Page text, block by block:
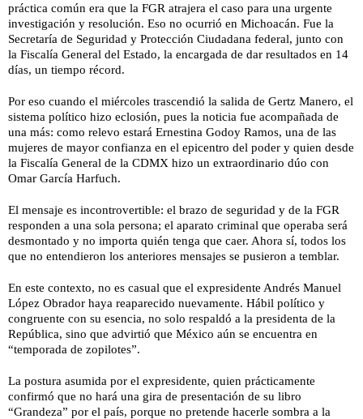
práctica común era que la FGR atrajera el caso para una urgente
investigación y resolución. Eso no ocurrió en Michoacán. Fue la
Secretaría de Seguridad y Protección Ciudadana federal, junto con
la Fiscalía General del Estado, la encargada de dar resultados en 14
días, un tiempo récord.
Por eso cuando el miércoles trascendió la salida de Gertz Manero, el
sistema político hizo eclosión, pues la noticia fue acompañada de
una más: como relevo estará Ernestina Godoy Ramos, una de las
mujeres de mayor confianza en el epicentro del poder y quien desde
la Fiscalía General de la CDMX hizo un extraordinario dúo con
Omar García Harfuch.
El mensaje es incontrovertible: el brazo de seguridad y de la FGR
responden a una sola persona; el aparato criminal que operaba será
desmontado y no importa quién tenga que caer. Ahora sí, todos los
que no entendieron los anteriores mensajes se pusieron a temblar.
En este contexto, no es casual que el expresidente Andrés Manuel
López Obrador haya reaparecido nuevamente. Hábil político y
congruente con su esencia, no solo respaldó a la presidenta de la
República, sino que advirtió que México aún se encuentra en
“temporada de zopilotes”.
La postura asumida por el expresidente, quien prácticamente
confirmó que no hará una gira de presentación de su libro
“Grandeza” por el país, porque no pretende hacerle sombra a la